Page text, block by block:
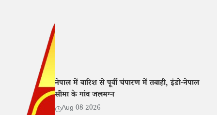
नेपाल में बारिश से पूर्वी चंपारण में तबाही, इंडो-नेपाल
सीमा के गांव जलमग्न
Aug 08 2026